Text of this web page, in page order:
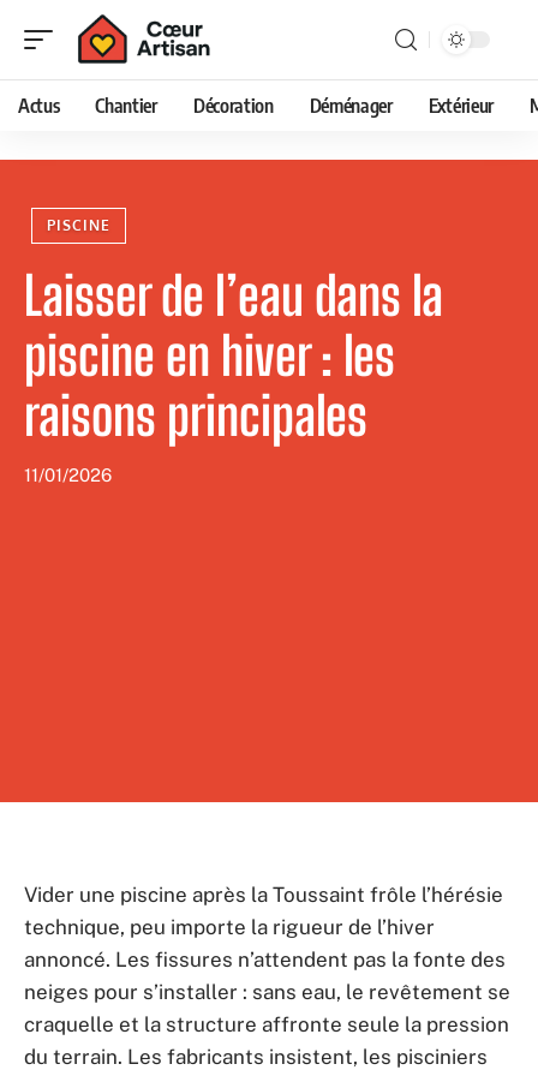
Actus Chantier Décoration Déménager Extérieur
PISCINE
Laisser de l’eau dans la
piscine en hiver : les
raisons principales
11/01/2026
Vider une piscine après la Toussaint frôle l’hérésie
technique, peu importe la rigueur de l’hiver
annoncé. Les fissures n’attendent pas la fonte des
neiges pour s’installer : sans eau, le revêtement se
craquelle et la structure affronte seule la pression
du terrain. Les fabricants insistent, les pisciniers